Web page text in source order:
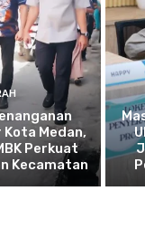
Medan,
Perkuat
Kecamatan